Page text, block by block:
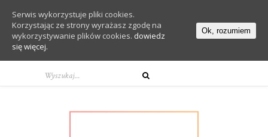
Serwis wykorzystuje pliki cookies.
Korzystając ze strony wyrażasz zgodę na
wykorzystywanie plików cookies. dowiedz
się więcej.
Ok, rozumiem